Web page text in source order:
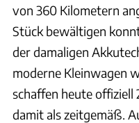
von 360 Kilometern
Stück bewältigen
der damaligen
moderne Kleinwagen
schaffen heute offiziell
damit als zeitgemäß.